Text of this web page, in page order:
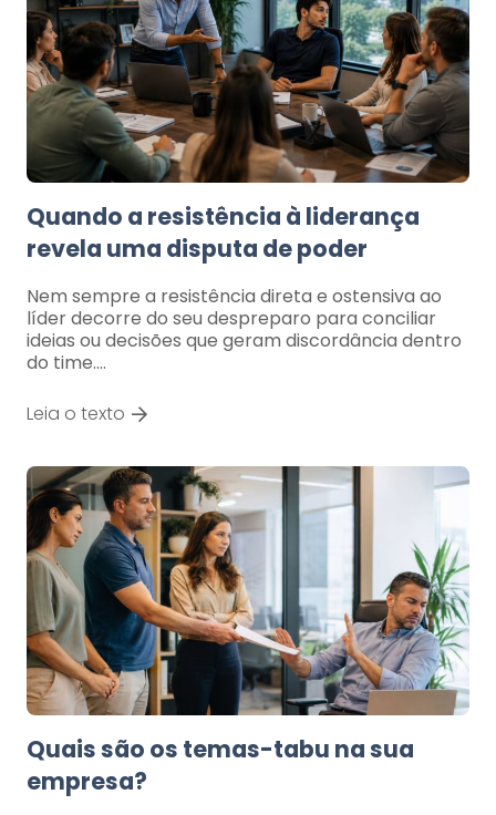
Quando a resistência à liderança
revela uma disputa de poder
Nem sempre a resistência direta e ostensiva ao
líder decorre do seu despreparo para conciliar
ideias ou decisões que geram discordância dentro
do time.…
Leia o texto
Quais são os temas-tabu na sua
empresa?